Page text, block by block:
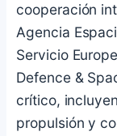
cooperación
Agencia
Servicio
Defence &
crítico,
propulsión y